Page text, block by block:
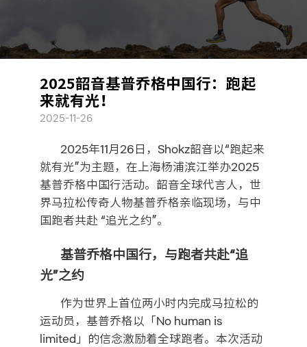
2025韶音基普乔格中国行：跑起
来就有光！
2025-11-26
2025年11月26日，Shokz韶音以“跑起来
就有光”为主题，在上海杨浦滨江举办2025
基普乔格中国行活动。韶音全球代言人，世
界马拉松传奇人物基普乔格亲临现场，与中
国跑者共赴 “追光之约”。
基普乔格中国行，与跑者共赴“追
光”之约
作为世界上首位两小时内完成马拉松的
运动员，基普乔格以「No human is
limited」的信念激励着全球跑者。本次活动